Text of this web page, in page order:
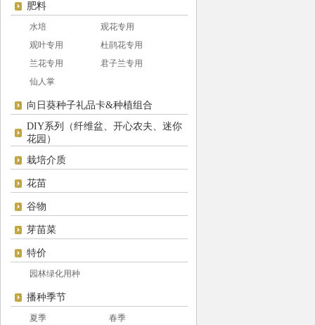
肥料
水培
观花专用
观叶专用
杜鹃花专用
兰花专用
君子兰专用
仙人掌
向日葵种子礼品卡&种植组合
DIY系列（纤维盆、开心农夫、迷你
花园）
栽培介质
花苗
谷物
芽苗菜
特价
园林绿化用种
播种季节
夏季
春季